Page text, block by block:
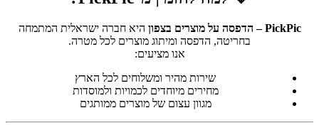
PickPic – הדפסה על מוצרים בצפון
היא חברה ישראלית המתמחה
בחריטה, הדפסה ומיתוג מוצרים לכל מטרה.
אנו מציעים:
שירות מהיר ומשלוחים לכל הארץ
מחירים מיוחדים לכמויות ולמוסדות
מגוון עצום של מוצרים ממותגים